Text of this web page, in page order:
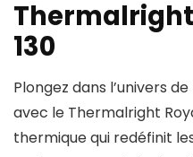
130
Plongez dans l’univers de
avec le Thermalright
thermique qui redéfinit